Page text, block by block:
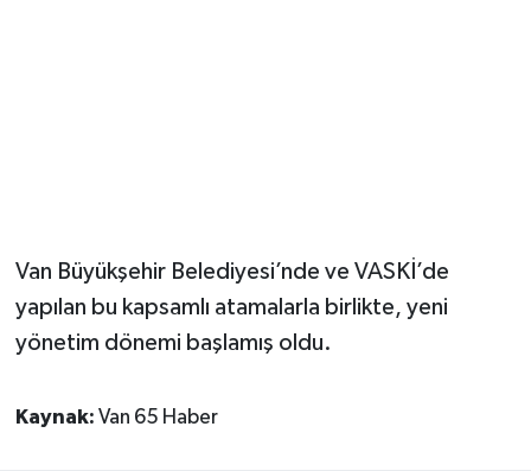
Van Büyükşehir Belediyesi’nde ve VASKİ’de
yapılan bu kapsamlı atamalarla birlikte, yeni
yönetim dönemi başlamış oldu.
Kaynak: Van 65 Haber